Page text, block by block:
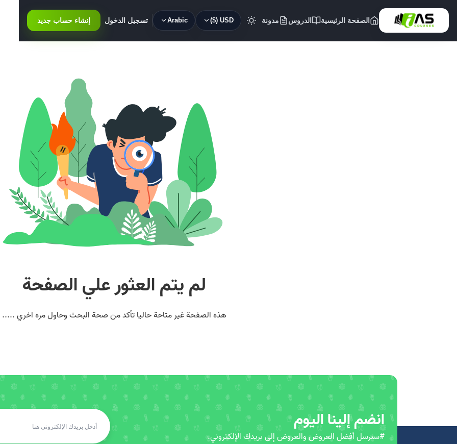
الصفحة الرئيسية الدروس مدونة USD ($)
Arabic تسجيل الدخول إنشاء حساب جديد
لم يتم العثور علي الصفحة
هذه الصفحة غير متاحة حاليا تأكد من صحة البحث وحاول مره اخري .....
انضم إلينا اليوم
#سنرسل أفضل العروض والعروض إلى بريدك الإلكتروني.